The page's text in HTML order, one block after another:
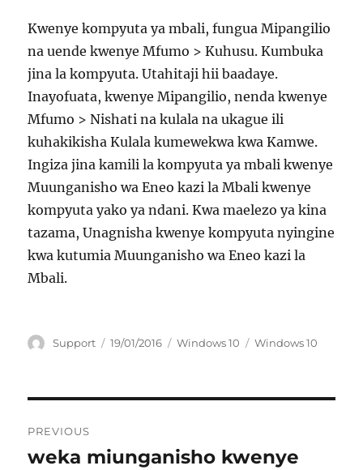
Kwenye kompyuta ya mbali, fungua Mipangilio
na uende kwenye Mfumo > Kuhusu. Kumbuka
jina la kompyuta. Utahitaji hii baadaye.
Inayofuata, kwenye Mipangilio, nenda kwenye
Mfumo > Nishati na kulala na ukague ili
kuhakikisha Kulala kumewekwa kwa Kamwe.
Ingiza jina kamili la kompyuta ya mbali kwenye
Muunganisho wa Eneo kazi la Mbali kwenye
kompyuta yako ya ndani. Kwa maelezo ya kina
tazama, Unagnisha kwenye kompyuta nyingine
kwa kutumia Muunganisho wa Eneo kazi la
Mbali.
Author
Support
Posted
19/01/2016 Categories
Windows 10 Tags
Windows 10
navigation
PREVIOUS
Previous
weka miunganisho kwenye